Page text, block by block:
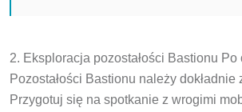
2. Eksploracja pozostałości Bastionu
Pozostałości Bastionu należy dokładnie
Przygotuj się na spotkanie z wrogimi